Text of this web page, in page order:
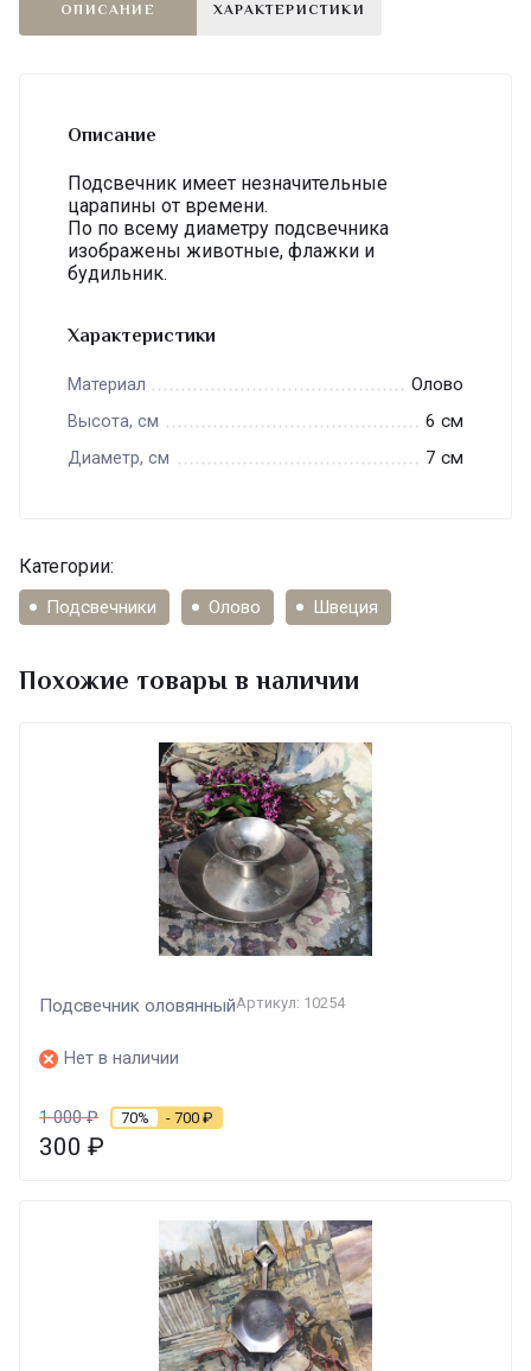
ОПИСАНИЕ ХАРАКТЕРИСТИКИ
Описание
Подсвечник имеет незначительные
царапины от времени.
По по всему диаметру подсвечника
изображены животные, флажки и
будильник.
Характеристики
Материал Олово
Высота, см 6 см
Диаметр, см 7 см
Категории:
Подсвечники Олово Швеция
Похожие товары в наличии
Подсвечник оловянныйАртикул: 10254
Нет в наличии
1 000₽ 70% - 700 ₽
300 ₽